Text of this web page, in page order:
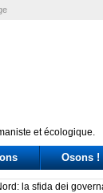
et écologique.
Osons !
la sfida dei